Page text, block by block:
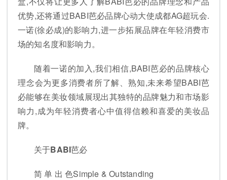
优势,还将通过BABI芭必品牌心动大使成都AG超玩会.
一诺(徐必成)的影响力,进一步拓展品牌在年轻消费市
场的知名度和影响力。
随着一诺的加入,我们相信,BABI芭必的品牌核心
理念会为更多消费者所了解、熟知,未来希望BABI芭
必能够在美妆领域展现出其独特的品牌魅力和市场影
响力,成为年轻消费者心中值得信赖和喜爱的美妆品
牌。
关于BABI芭必
简 单 出 色Simple & Outstanding